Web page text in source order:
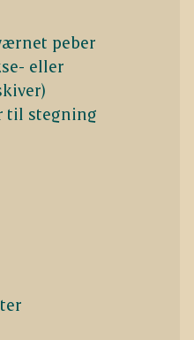
peber
eller
til stegning